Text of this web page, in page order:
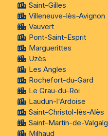
Saint-Gilles
Villeneuve-lès-Avignon
Vauvert
Pont-Saint-Esprit
Marguerittes
Uzès
Les Angles
Rochefort-du-Gard
Le Grau-du-Roi
Laudun-l'Ardoise
Saint-Christol-lès-Alès
Saint-Martin-de-
Milhaud